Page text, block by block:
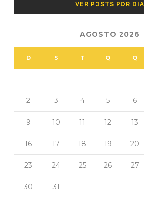
VER POSTS POR DIA
AGOSTO 2026
D S T Q Q
2 3 4 5 6
9 10 11 12 13
16 17 18 19 20
23 24 25 26 27
30
31